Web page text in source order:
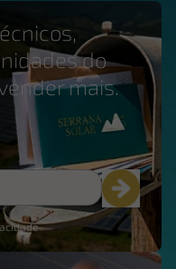
do
mais.